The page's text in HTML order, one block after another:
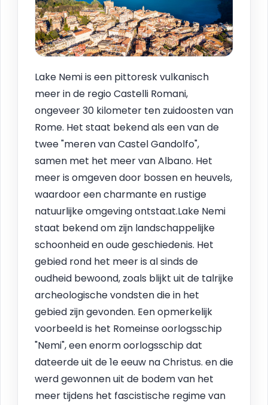
Lake Nemi is een pittoresk vulkanisch
meer in de regio Castelli Romani,
ongeveer 30 kilometer ten zuidoosten van
Rome. Het staat bekend als een van de
twee "meren van Castel Gandolfo",
samen met het meer van Albano. Het
meer is omgeven door bossen en heuvels,
waardoor een charmante en rustige
natuurlijke omgeving ontstaat.Lake Nemi
staat bekend om zijn landschappelijke
schoonheid en oude geschiedenis. Het
gebied rond het meer is al sinds de
oudheid bewoond, zoals blijkt uit de talrijke
archeologische vondsten die in het
gebied zijn gevonden. Een opmerkelijk
voorbeeld is het Romeinse oorlogsschip
"Nemi", een enorm oorlogsschip dat
dateerde uit de 1e eeuw na Christus. en die
werd gewonnen uit de bodem van het
meer tijdens het fascistische regime van